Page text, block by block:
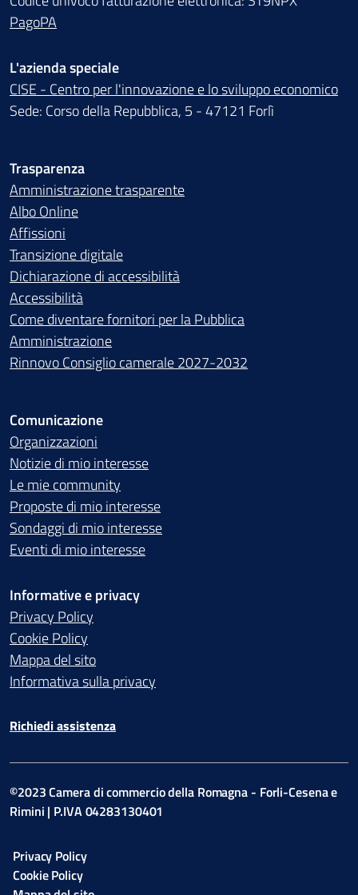
PagoPA
L'azienda speciale
CISE - Centro per l'innovazione e lo sviluppo economico
Sede: Corso della Repubblica, 5 - 47121 Forlì
Trasparenza
Amministrazione trasparente
Albo Online
Affissioni
Transizione digitale
Dichiarazione di accessibilità
Accessibilità
Come diventare fornitori per la Pubblica
Amministrazione
Rinnovo Consiglio camerale 2027-2032
Comunicazione
Organizzazioni
Notizie di mio interesse
Le mie community
Proposte di mio interesse
Sondaggi di mio interesse
Eventi di mio interesse
Informative e privacy
Privacy Policy
Cookie Policy
Mappa del sito
Informativa sulla privacy
Richiedi assistenza
©2023 Camera di commercio della Romagna - Forli-Cesena e
Rimini | P.IVA 04283130401
Privacy Policy
Cookie Policy